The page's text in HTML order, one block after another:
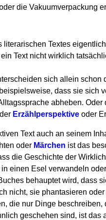
die Vakuumverpackung
literarischen Textes
Text nicht wirklich
sich allein
dass sie sich
abheben.
Erzählperspektive oder
Text auch an seinem
oder Märchen ist das
die Geschichte der
einen Esel verwandeln
behauptet wird, dass
nicht, sie phantasieren
die nur Dinge
geschehen sind, ist